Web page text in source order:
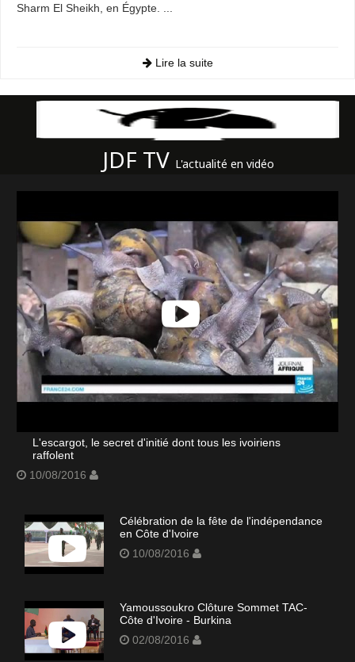
Sharm El Sheikh, en Égypte. ...
Lire la suite
JDF TV L'actualité en vidéo
L'escargot, le secret d'initié dont tous les ivoiriens
raffolent
10/08/2016
Célébration de la fête de l'indépendance
en Côte d'Ivoire
10/08/2016
Yamoussoukro Clôture Sommet TAC-
Côte d'Ivoire - Burkina
02/08/2016